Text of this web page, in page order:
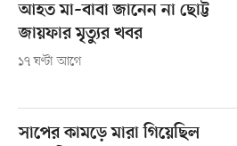
আহত মা–বাবা জানেন না ছোট্ট
জায়ফার মৃত্যুর খবর
১৭ ঘণ্টা আগে
সাপের কামড়ে মারা গিয়েছিল